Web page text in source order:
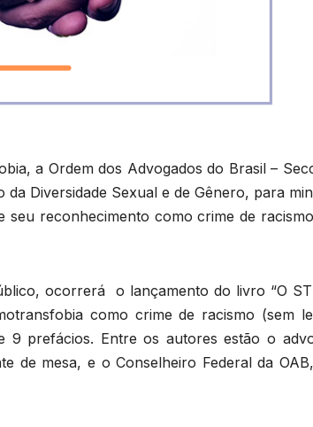
a Ordem dos Advogados do Brasil –
Diversidade Sexual e de Gênero, para
seu reconhecimento como crime de
ocorrerá o lançamento do livro “O
como crime de racismo (sem
9 prefácios. Entre os autores estão o
de mesa, e o Conselheiro Federal da